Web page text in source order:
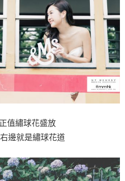
值繡球花盛放
邊就是繡球花道